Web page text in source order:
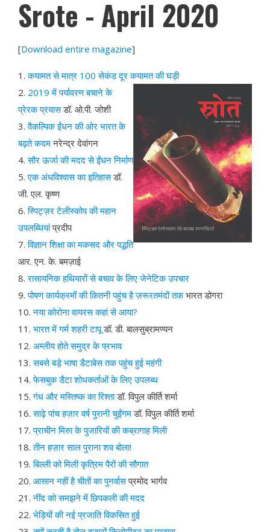
Srote - April 2020
[Download entire magazine]
1.कयामत से मात्र 100 सेकंड दूर कयामत की घड़ी
2. 2019 में पर्यावरण बचाने के
प्रेरक प्रयासडॉ. ओ.पी. जोशी
3.वैकल्पिक ईंधन की ओर भारत के
बढ़ते कदमनरेन्द्र देवांगन
4.सौर ऊर्जा की मदद से ईंधन निर्माण
5.एक अंधविश्वास का इतिहासडॉ.
जी. एल. कृष्ण
6. स्पिट्ज़र टेलीस्कोप की महान
उपलब्धियांप्रदीप
7.विज्ञान शिक्षा का मकसद और पद्धति
आर. एन. के. बमज़ाई
8.रासायनिक हथियारों से बचाव के लिए जेनेटिक उपचार
9.पोषण कार्यक्रमों की कितनी पहुंच है ज़रूरतमंदों तकभारत डोगरा
10.नया कोरोना वायरस कहां से आया?
11. भारत में गर्म शहरी टापूडॉ. डी. बालसुब्रामण्यन
12. अम्लीय होते समुद्र के प्रभाव
13.सबसे बड़े भाषा डैटाबेस तक पहुंच हुई महंगी
14.फेसबुक डैटा शोधकर्ताओं के लिए उपलब्ध
15.गंध और मस्तिष्क का रिश्ताडॉ. विपुल कीर्ति शर्मा
16.साढ़े पांच हज़ार वर्ष पुरानी चुईंगमडॉ. विपुल कीर्ति शर्मा
17.प्राचीन मिरुा के पुजारियों की कब्रागाह मिली
18. तीन हज़ार साल पुराना शव बोला!
19. बिल्ली को मिली कृत्रिम पैरों की सौगात
20. आसान नहीं है चीतों का पुनर्वासप्रमोद भार्गव
21.नींद को समझने में छिपकली की मदद
22. भेड़ियों की नई प्रजाति विकसित हुई